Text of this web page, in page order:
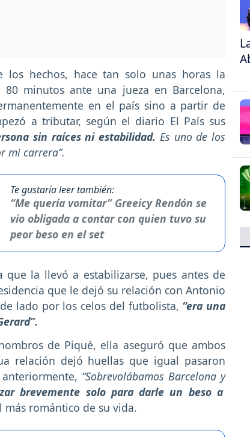
hechos, hace tan solo unas horas la
minutos ante una jueza en Barcelona,
en el país sino a partir de
a tributar, según el diario El País sus
sin raíces ni estabilidad. Es uno de los
mi carrera”.
Te gustaría leer también:
“Me quería vomitar” Greeicy Rendón se
vio obligada a contar con quien tuvo su
peor beso en el set
que la llevó a estabilizarse, pues antes de
que le dejó su relación con Antonio
lado por los celos del futbolista, “era una
de Piqué, ella aseguró que ambos
relación dejó huellas que igual pasaron
“Sobrevolábamos Barcelona y
brevemente solo para darle un beso a
romántico de su vida.